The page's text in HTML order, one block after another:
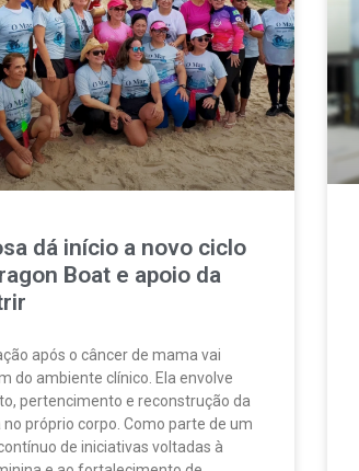
dá início a novo ciclo
Boat e apoio da
após o câncer de mama vai
do ambiente clínico. Ela envolve
pertencimento e reconstrução da
próprio corpo. Como parte de um
de iniciativas voltadas à